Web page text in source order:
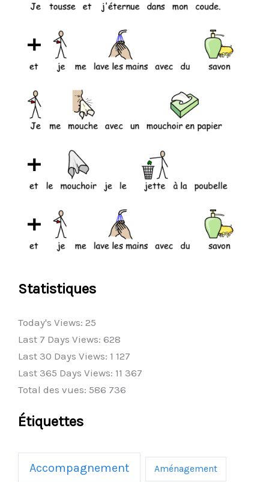
Statistiques
Today's Views: 25
Last 7 Days Views: 628
Last 30 Days Views: 1 127
Last 365 Days Views: 11 367
Total des vues: 586 736
Étiquettes
Accompagnement Aménagement